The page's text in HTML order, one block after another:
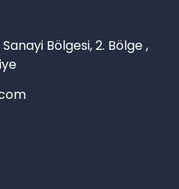
Bölgesi, 2. Bölge ,